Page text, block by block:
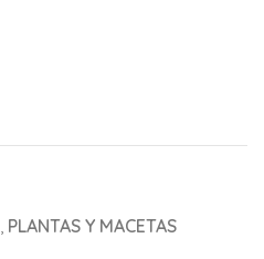
, PLANTAS Y MACETAS